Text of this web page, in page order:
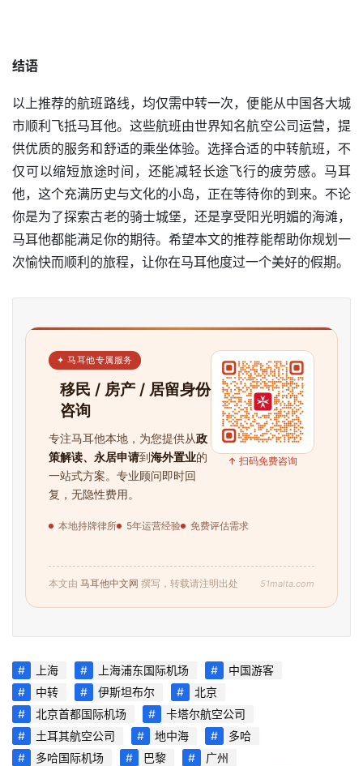
首
页
旅
游
攻
生
教
网
址
导
航
结语
以上推荐的航班路线，均仅需中转一次，便能从中国各大城
市顺利飞抵马耳他。这些航班由世界知名航空公司运营，提
供优质的服务和舒适的乘坐体验。选择合适的中转航班，不
仅可以缩短旅途时间，还能减轻长途飞行的疲劳感。马耳
他，这个充满历史与文化的小岛，正在等待你的到来。不论
你是为了探索古老的骑士城堡，还是享受阳光明媚的海滩，
马耳他都能满足你的期待。希望本文的推荐能帮助你规划一
次愉快而顺利的旅程，让你在马耳他度过一个美好的假期。
✦ 马耳他专属服务
移民 / 房产 / 居留身份
咨询
专注马耳他本地，为您提供从政
策解读、永居申请到海外置业的
一站式方案。专业顾问即时回
复，无隐性费用。
本地持牌律所 5年运营经验 免费评估需求
↑ 扫码免费咨询
本文由 马耳他中文网 撰写，转载请注明出处 51malta.com
上海 上海浦东国际机场
中国游客
中转
伊斯坦布尔
北京
北京首都国际机场
卡塔尔航空公司
土耳其航空公司
地中海
多哈
多哈国际机场
巴黎
广州